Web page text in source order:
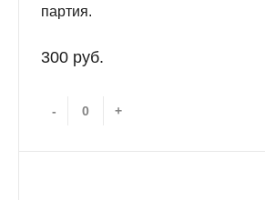
партия.
300 руб.
- +